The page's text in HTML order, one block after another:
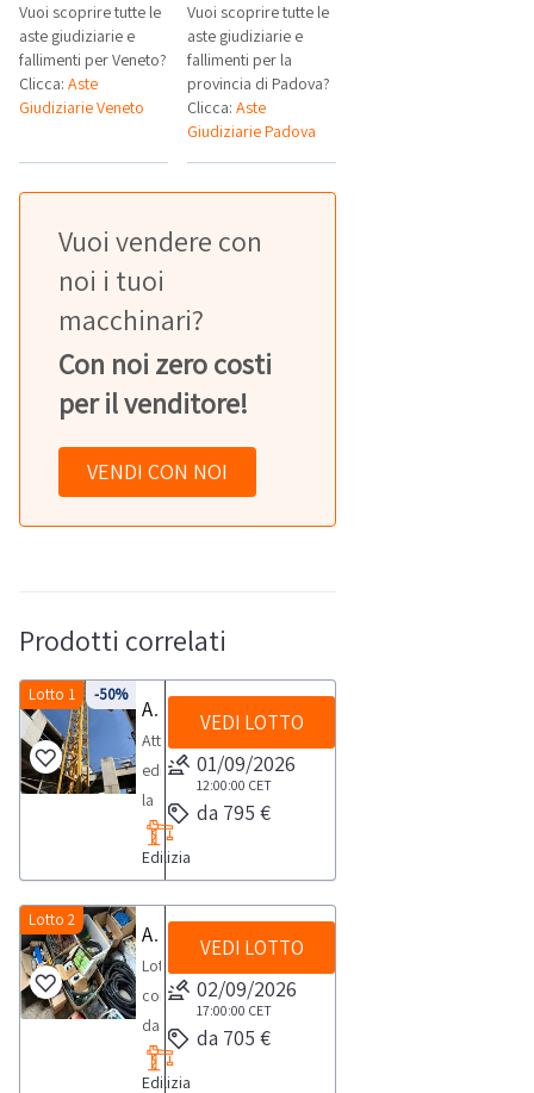
Vuoi scoprire tutte le
aste giudiziarie e
fallimenti per Veneto?
Clicca: Aste
Giudiziarie Veneto
Vuoi scoprire tutte le
aste giudiziarie e
fallimenti per la
provincia di Padova?
Clicca:Aste
Giudiziarie Padova
Vuoi vendere con
noi i tuoi
macchinari?
Con noi zero costi
per il venditore!
VENDI CON NOI
Prodotti correlati
-50%
Lotto 1
Attrezzatura edile
Attrezzatura
edile,
la
vendita
comprende:-
priva
di
documenti, -
quadro
da
cantiere, -
Edilizia
VEDI LOTTO
01/09/2026
12:00:00 CET
da 795 €
Lotto 2
Attrezzatura da cantiere
Lotto
composto
da
attrezzatura
da
Edilizia
VEDI LOTTO
02/09/2026
17:00:00 CET
da 705 €